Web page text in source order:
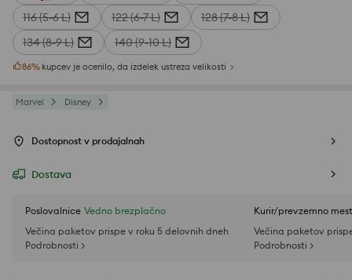
116 (5-6 L)
122 (6-7 L)
128 (7-8 L)
134 (8-9 L)
140 (9-10 L)
86% kupcev je ocenilo, da izdelek ustreza velikosti
Marvel Disney
Dostopnost v prodajalnah
Dostava
Poslovalnice Vedno brezplačno
Večina paketov prispe v roku 5 delovnih dneh
Podrobnosti >
Kurir/prevzemno
Večina paketov
Podrobnosti >